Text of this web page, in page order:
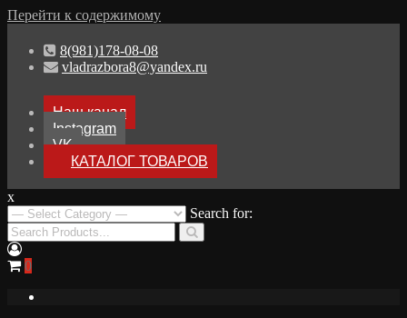
Перейти к содержимому
8(981)178-08-08
vladrazbora8@yandex.ru
Наш канал
Instagram
VK
КАТАЛОГ ТОВАРОВ
Разбор Ауди А8
Разборка Audi A8 D3
x
Search for:
0